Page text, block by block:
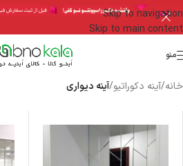
Skip to navigation
Skip to main content
منو
خانه/آینه دکوراتیو/آینه دیواری